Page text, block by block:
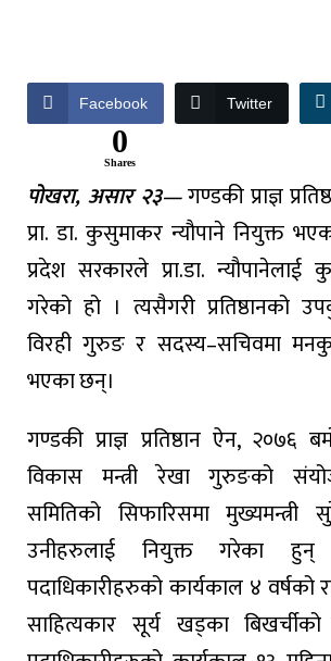
Facebook Twitter
0
Shares
पोखरा, असार २३—गण्डकी प्राज्ञ
प्रा. डा. कुसुमाकर न्यौपाने नियुक्त
प्रदेश सरकारले प्रा.डा. न्यौपानेलाई
गरेको हो । त्यसैगरी प्रतिष्ठानको
विरही गुरुङ र सदस्य–सचिवमा
भएका छन्।
गण्डकी प्राज्ञ प्रतिष्ठान ऐन, २०७६
विकास मन्त्री रेखा गुरुङको
समितिको सिफारिसमा मुख्यमन्त्री
उनीहरुलाई नियुक्त गरेका हुन् ।
पदाधिकारीहरुको कार्यकाल ४
साहित्यकार सूर्य खड्का